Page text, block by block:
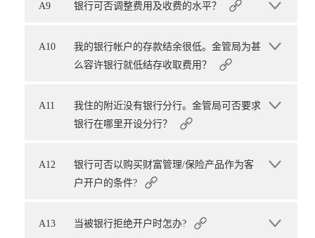
A9 银行可否调整费用及收费的水平？
A10
我的银行帐户的存款结余很低。金管局为甚
么容许银行就低结存收取费用？
A11
我住的附近没有银行分行。金管局可否要求
银行在哪里开设分行？
A12
银行可否以购买财富管理/保险产品作为客
户开户的条件?
A13 当被银行拒绝开户时怎办?